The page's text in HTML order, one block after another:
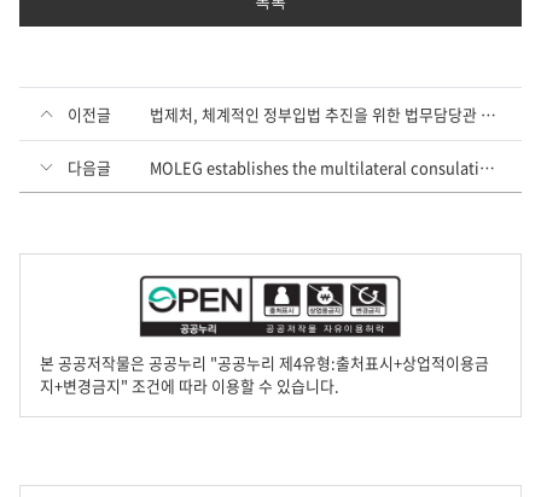
이전글 법제처, 체계적인 정부입법 추진을 위한 법무담당관 회의 개최
다음글 MOLEG establishes the multilateral consulative body and hosts a symposium for development of Asia’s
본 공공저작물은 공공누리 "공공누리 제4유형:출처표시+상업적이용금
지+변경금지" 조건에 따라 이용할 수 있습니다.